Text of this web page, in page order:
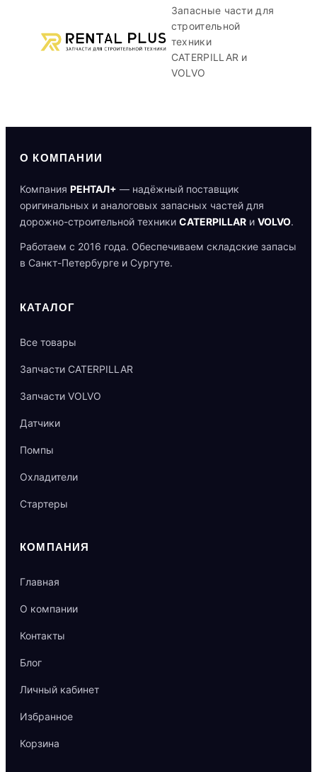
Запасные части для
строительной
техники
CATERPILLAR и
VOLVO
О КОМПАНИИ
Компания РЕНТАЛ+ — надёжный поставщик
оригинальных и аналоговых запасных частей для
дорожно-строительной техники CATERPILLAR и VOLVO.
Работаем с 2016 года. Обеспечиваем складские запасы
в Санкт-Петербурге и Сургуте.
КАТАЛОГ
Все товары
Запчасти CATERPILLAR
Запчасти VOLVO
Датчики
Помпы
Охладители
Стартеры
КОМПАНИЯ
Главная
О компании
Контакты
Блог
Личный кабинет
Избранное
Корзина